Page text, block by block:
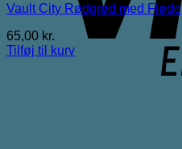
Vault City Rødgrød med Fløde
65,00 kr.
Tilføj til kurv